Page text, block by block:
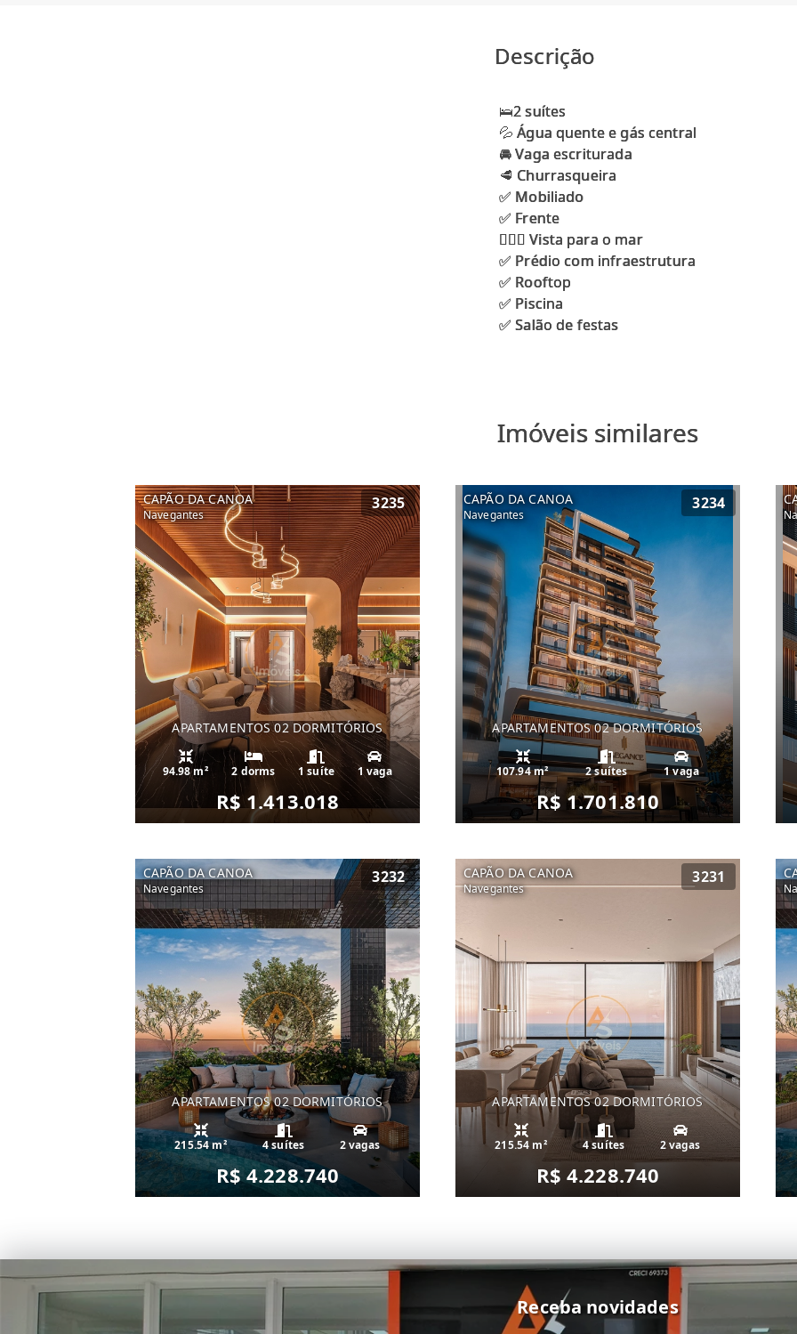
Descrição
🛌2 suítes
💦 Água quente e gás central
🚘 Vaga escriturada
🥩 Churrasqueira
✅ Mobiliado
✅ Frente
🏄🏻‍♀ Vista para o mar
✅ Prédio com infraestrutura
✅ Rooftop
✅ Piscina
Imóveis similares
CAPÃO DA CANOA
Navegantes
3235
APARTAMENTOS 02 DORMITÓRIOS
94.98 m² 2 dorms 1 suíte 1 vaga
R$ 1.413.018
CAPÃO DA CANOA
Navegantes
3234
APARTAMENTOS 02 DORMITÓRIOS
107.94 m² 2 suítes 1 vaga
R$ 1.701.810
CAPÃO DA CANOA
Navegantes
3232
APARTAMENTOS 02 DORMITÓRIOS
215.54 m² 4 suítes 2 vagas
R$ 4.228.740
CAPÃO DA CANOA
Navegantes
3231
APARTAMENTOS 02 DORMITÓRIOS
215.54 m² 4 suítes 2 vagas
R$ 4.228.740
Receba novidades